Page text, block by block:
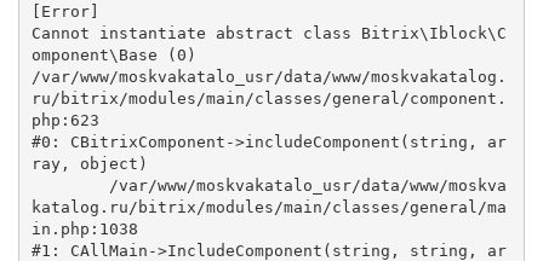
[Error]
Cannot instantiate abstract class Bitrix\Iblock\C
omponent\Base (0)
/var/www/moskvakatalo_usr/data/www/moskvakatalog.
ru/bitrix/modules/main/classes/general/component.
php:623
#0: CBitrixComponent->includeComponent(string, ar
ray, object)
katalog.ru/bitrix/modules/main/classes/general/ma
in.php:1038
#1: CAllMain->IncludeComponent(string, string, ar